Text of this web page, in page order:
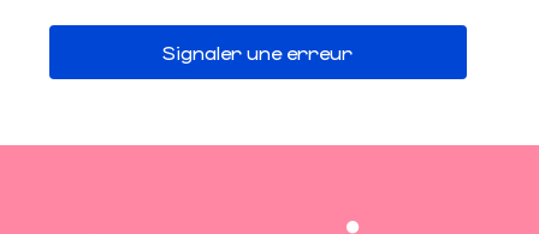
Signaler une erreur